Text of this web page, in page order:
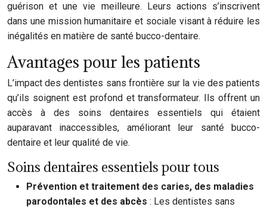
guérison et une vie meilleure. Leurs actions s’inscrivent
dans une mission humanitaire et sociale visant à réduire les
inégalités en matière de santé bucco-dentaire.
Avantages pour les patients
L’impact des dentistes sans frontière sur la vie des patients
qu’ils soignent est profond et transformateur. Ils offrent un
accès à des soins dentaires essentiels qui étaient
auparavant inaccessibles, améliorant leur santé bucco-
dentaire et leur qualité de vie.
Soins dentaires essentiels pour tous
Prévention et traitement des caries, des maladies
parodontales et des abcès : Les dentistes sans